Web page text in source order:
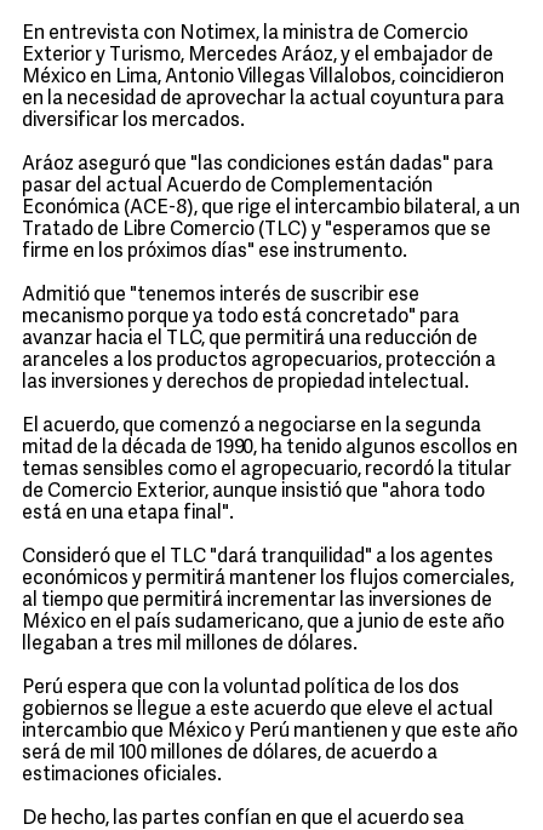
En entrevista con Notimex, la ministra de Comercio
Exterior y Turismo, Mercedes Aráoz, y el embajador de
México en Lima, Antonio Villegas Villalobos, coincidieron
en la necesidad de aprovechar la actual coyuntura para
diversificar los mercados.
Aráoz aseguró que "las condiciones están dadas" para
pasar del actual Acuerdo de Complementación
Económica (ACE-8), que rige el intercambio bilateral, a un
Tratado de Libre Comercio (TLC) y "esperamos que se
firme en los próximos días" ese instrumento.
Admitió que "tenemos interés de suscribir ese
mecanismo porque ya todo está concretado" para
avanzar hacia el TLC, que permitirá una reducción de
aranceles a los productos agropecuarios, protección a
las inversiones y derechos de propiedad intelectual.
El acuerdo, que comenzó a negociarse en la segunda
mitad de la década de 1990, ha tenido algunos escollos en
temas sensibles como el agropecuario, recordó la titular
de Comercio Exterior, aunque insistió que "ahora todo
está en una etapa final".
Consideró que el TLC "dará tranquilidad" a los agentes
económicos y permitirá mantener los flujos comerciales,
al tiempo que permitirá incrementar las inversiones de
México en el país sudamericano, que a junio de este año
llegaban a tres mil millones de dólares.
Perú espera que con la voluntad política de los dos
gobiernos se llegue a este acuerdo que eleve el actual
intercambio que México y Perú mantienen y que este año
será de mil 100 millones de dólares, de acuerdo a
estimaciones oficiales.
De hecho, las partes confían en que el acuerdo sea